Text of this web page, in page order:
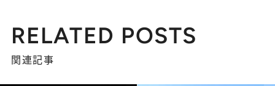
RELATED POSTS
関連記事